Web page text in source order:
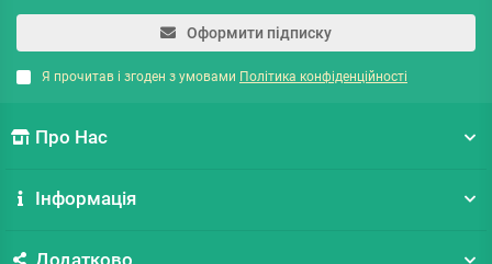
Оформити підписку
Я прочитав і згоден з умовами Політика конфіденційності
Про Нас
Інформація